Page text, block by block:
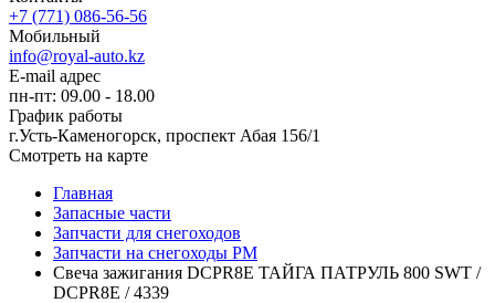
+7 (771) 086-56-56
Мобильный
info@royal-auto.kz
E-mail адрес
пн-пт: 09.00 - 18.00
График работы
г.Усть-Каменогорск, проспект Абая 156/1
Смотреть на карте
Главная
Запасные части
Запчасти для снегоходов
Запчасти на снегоходы РМ
Свеча зажигания DCPR8E ТАЙГА ПАТРУЛЬ 800 SWT /
DCPR8E / 4339